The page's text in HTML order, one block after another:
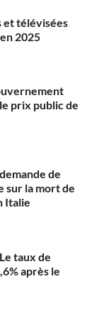
et télévisées
2025
prix public de
de
sur la mort de
Italie
taux de
après le